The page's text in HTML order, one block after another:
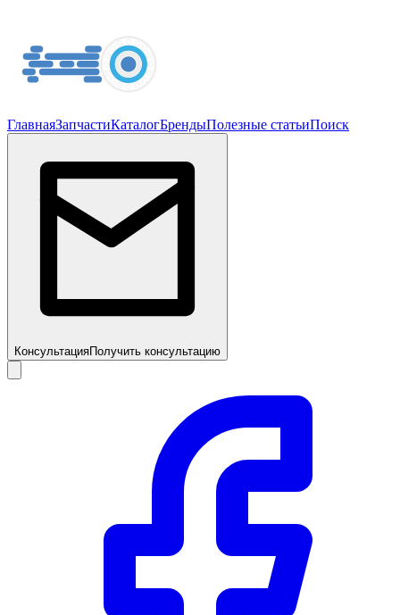
ГлавнаяЗапчастиКаталогБрендыПолезные статьиПоиск
КонсультацияПолучить консультацию